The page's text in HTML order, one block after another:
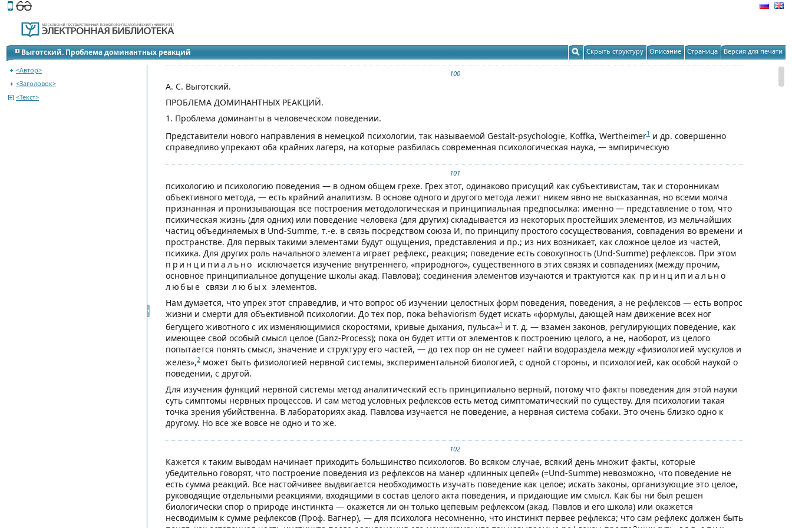
Этот сайт поддерживает
Выготский. Проблема доминантных реакций Скрыть структуру Описание Страница Версия для печати
<Автор>
<Заголовок>
<Текст>
Перейти на оглавление сборника
100
А. С. Выготский.
ПРОБЛЕМА ДОМИНАНТНЫХ РЕАКЦИЙ.
1. Проблема доминанты в человеческом поведении.
Представители нового направления в немецкой психологии, так называемой Gestalt-psychologie, Koffka, Wertheimer1и др. совершенно
справедливо упрекают оба крайних лагеря, на которые разбилась современная психологическая наука, — эмпирическую
101
психологию и психологию поведения — в одном общем грехе. Грех этот, одинаково присущий как субъективистам, так и сторонникам
объективного метода, — есть крайний аналитизм. В основе одного и другого метода лежит никем явно не высказанная, но всеми молча
признанная и пронизывающая все построения методологическая и принципиальная предпосылка: именно — представление о том, что
психическая жизнь (для одних) или поведение человека (для других) складывается из некоторых простейших элементов, из мельчайших
частиц объединяемых в Und-Summe, т.-е. в связь посредством союза И, по принципу простого сосуществования, совпадения во времени и
пространстве. Для первых такими элементами будут ощущения, представления и пр.; из них возникает, как сложное целое из частей,
психика. Для других роль начального элемента играет рефлекс, реакция; поведение есть совокупность (Und-Summe) рефлексов. При этом
принципиально исключается изучение внутреннего, «природного», существенного в этих связях и совпадениях (между прочим,
основное принципиальное допущение школы акад. Павлова); соединения элементов изучаются и трактуются какпринципиально
любые связи любыхэлементов.
Нам думается, что упрек этот справедлив, и что вопрос об изучении целостных форм поведения, поведения, а не рефлексов — есть вопрос
жизни и смерти для объективной психологии. До тех пор, пока behaviorism будет искать «формулы, дающей нам движение всех ног
бегущего животного с их изменяющимися скоростями, кривые дыхания, пульса»1и т. д. — взамен законов, регулирующих поведение, как
имеющее свой особый смысл целое (Ganz-Process); пока он будет итти от элементов к построению целого, а не, наоборот, из целого
попытается понять смысл, значение и структуру его частей, — до тех пор он не сумеет найти водораздела между «физиологией мускулов и
желез»,2может быть физиологией нервной системы, экспериментальной биологией, с одной стороны, и психологией, как особой наукой о
поведении, с другой.
Для изучения функций нервной системы метод аналитический есть принципиально верный, потому что факты поведения для этой науки
суть симптомы нервных процессов. И сам метод условных рефлексов есть метод симптоматический по существу. Для психологии такая
точка зрения убийственна. В лабораториях акад. Павлова изучается не поведение, а нервная система собаки. Это очень близко одно к
другому. Но все же вовсе не одно и то же.
102
Кажется к таким выводам начинает приходить большинство психологов. Во всяком случае, всякий день множит факты, которые
убедительно говорят, что построение поведения из рефлексов на манер «длинных цепей» (=Und-Summe) невозможно, что поведение не
есть сумма реакций. Все настойчивее выдвигается необходимость изучать поведение как целое; искать законы, организующие это целое,
руководящие отдельными реакциями, входящими в состав целого акта поведения, и придающие им смысл. Как бы ни был решен
биологически спор о природе инстинкта — окажется ли он только цепевым рефлексом (акад. Павлов и его школа) или окажется
несводимым к сумме рефлексов (Проф. Вагнер), — для психолога несомненно, что инстинкт первее рефлекса; что сам рефлекс должен быть